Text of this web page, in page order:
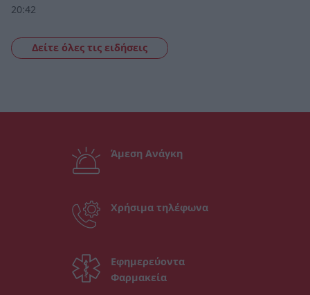
20:42
Δείτε όλες τις ειδήσεις
Άμεση Ανάγκη
Χρήσιμα τηλέφωνα
Εφημερεύοντα
Φαρμακεία